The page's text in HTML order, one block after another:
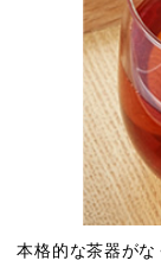
本格的な茶器が